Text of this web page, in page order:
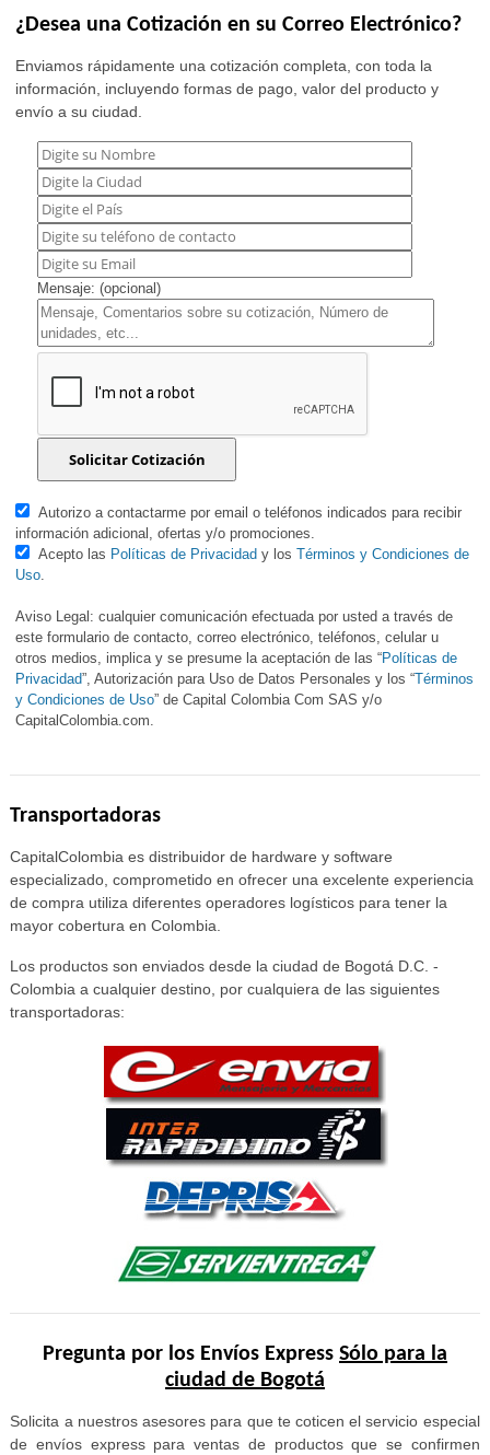
¿Desea una Cotización en su Correo Electrónico?
Enviamos rápidamente una cotización completa, con toda la
información, incluyendo formas de pago, valor del producto y
envío a su ciudad.
Mensaje: (opcional)
Autorizo a contactarme por email o teléfonos indicados para recibir
información adicional, ofertas y/o promociones.
Acepto las Políticas de Privacidad y losTérminos y Condiciones de
Uso.
Aviso Legal: cualquier comunicación efectuada por usted a través de
este formulario de contacto, correo electrónico, teléfonos, celular u
otros medios, implica y se presume la aceptación de las “Políticas de
Privacidad”, Autorización para Uso de Datos Personales y los “Términos
y Condiciones de Uso” de Capital Colombia Com SAS y/o
CapitalColombia.com.
Transportadoras
CapitalColombia es distribuidor de hardware y software
especializado, comprometido en ofrecer una excelente experiencia
de compra utiliza diferentes operadores logísticos para tener la
mayor cobertura en Colombia.
Los productos son enviados desde la ciudad de Bogotá D.C. -
Colombia a cualquier destino, por cualquiera de las siguientes
transportadoras:
Pregunta por los Envíos Express Sólo para la
ciudad de Bogotá
Solicita a nuestros asesores para que te coticen el servicio especial
de envíos express para ventas de productos que se confirmen